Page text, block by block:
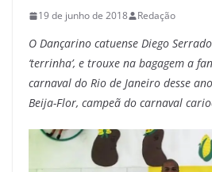
19 de junho de 2018 Redação
O Dançarino catuense Diego
‘terrinha’, e trouxe na bagagem a
carnaval do Rio de Janeiro desse
Beija-Flor, campeã do carnaval